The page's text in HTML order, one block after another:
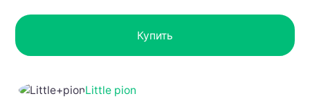
Купить
Little pion